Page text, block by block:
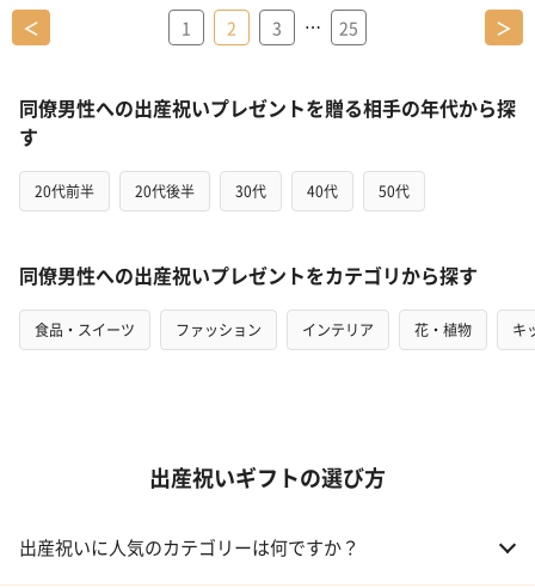
＜ 1 2 3 … 25 ＞
同僚男性への出産祝いプレゼントを贈る相手の年代から探
す
20代前半 20代後半 30代 40代 50代
同僚男性への出産祝いプレゼントをカテゴリから探す
食品・スイーツ ファッション インテリア 花・植物 キ
出産祝いギフトの選び方
出産祝いに人気のカテゴリーは何ですか？